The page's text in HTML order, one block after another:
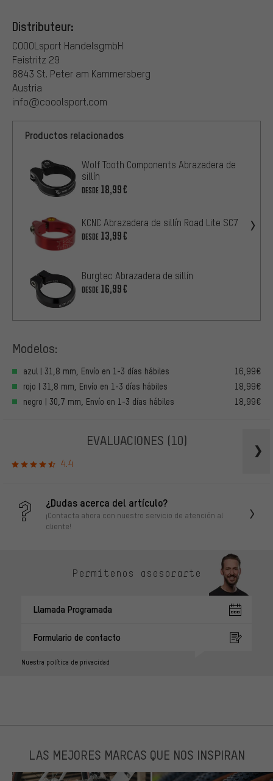
Distributeur:
COOOLsport HandelsgmbH
Feistritz 29
8843 St. Peter am Kammersberg
Austria
info@cooolsport.com
Productos relacionados
Wolf Tooth Components Abrazadera de
sillín
DESDE 18,99€
KCNC Abrazadera de sillín Road Lite SC7
DESDE 13,99€
Burgtec Abrazadera de sillín
DESDE 16,99€
Modelos:
azul | 31,8 mm, Envío en 1-3 días hábiles
16,99€
rojo | 31,8 mm, Envío en 1-3 días hábiles
18,99€
negro | 30,7 mm, Envío en 1-3 días hábiles
18,99€
EVALUACIONES (10)
4.4
¿Dudas acerca del artículo?
¡Contacta ahora con nuestro servicio de atención al
cliente!
Permítenos asesorarte
Llamada Programada
Formulario de contacto
Nuestra política de privacidad
LAS MEJORES MARCAS QUE NOS INSPIRAN